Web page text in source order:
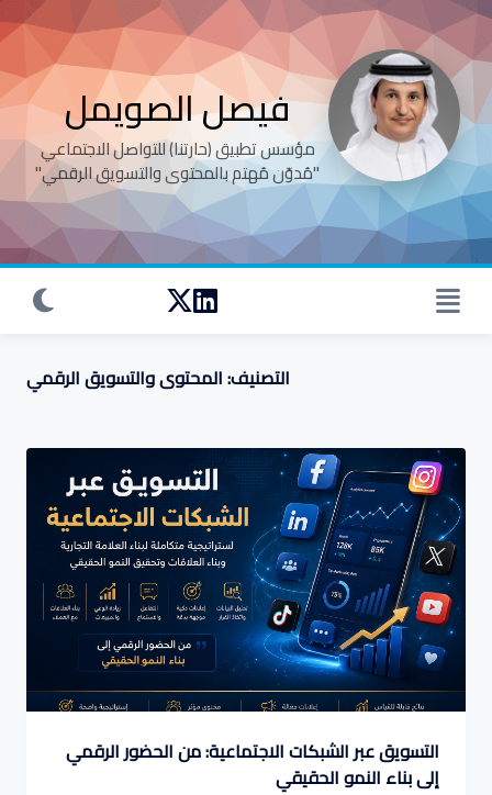
Skip
content
فيصل الصويمل
‏‏‏‏‏‏‏‏‏‏‏مؤسس تطبيق (حارتنا) للتواصل الاجتماعي
"مُدوّن مُهتم بالمحتوى والتسويق الرقمي"
التصنيف:المحتوى والتسويق الرقمي
التسويق عبر الشبكات الاجتماعية: من الحضور الرقمي
إلى بناء النمو الحقيقي